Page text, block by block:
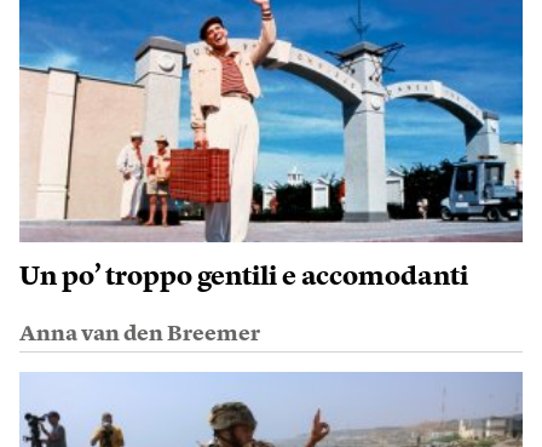
Un po’ troppo gentili e accomodanti
Anna van den Breemer